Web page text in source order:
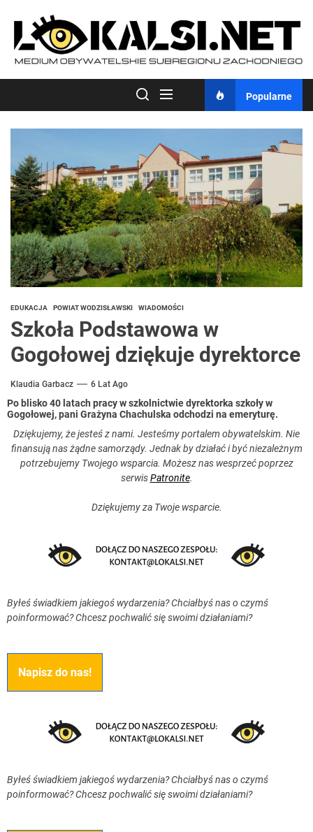
content
Popularne
EDUKACJA POWIAT WODZISŁAWSKI WIADOMOŚCI
Szkoła Podstawowa w
Gogołowej dziękuje dyrektorce
Klaudia Garbacz 6 Lat Ago
Po blisko 40 latach pracy w szkolnictwie dyrektorka szkoły w
Gogołowej, pani Grażyna Chachulska odchodzi na emeryturę.
Dziękujemy, że jesteś z nami. Jesteśmy portalem obywatelskim. Nie
finansują nas żądne samorządy. Jednak by działać i być niezależnym
potrzebujemy Twojego wsparcia. Możesz nas wesprzeć poprzez
serwisPatronite.
Dziękujemy za Twoje wsparcie.
Byłeś świadkiem jakiegoś wydarzenia? Chciałbyś nas o czymś
poinformować? Chcesz pochwalić się swoimi działaniami?
Napisz do nas!
Byłeś świadkiem jakiegoś wydarzenia? Chciałbyś nas o czymś
poinformować? Chcesz pochwalić się swoimi działaniami?